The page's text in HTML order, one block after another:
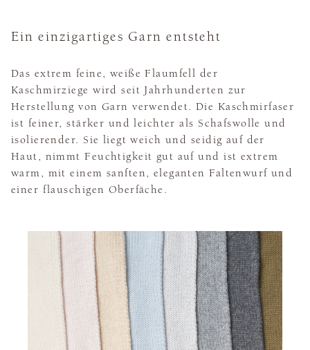
Ein einzigartiges Garn entsteht
Das extrem feine, weiße Flaumfell der
Kaschmirziege wird seit Jahrhunderten zur
Herstellung von Garn verwendet. Die Kaschmirfaser
ist feiner, stärker und leichter als Schafswolle und
isolierender. Sie liegt weich und seidig auf der
Haut, nimmt Feuchtigkeit gut auf und ist extrem
warm, mit einem sanften, eleganten Faltenwurf und
einer flauschigen Oberfäche.